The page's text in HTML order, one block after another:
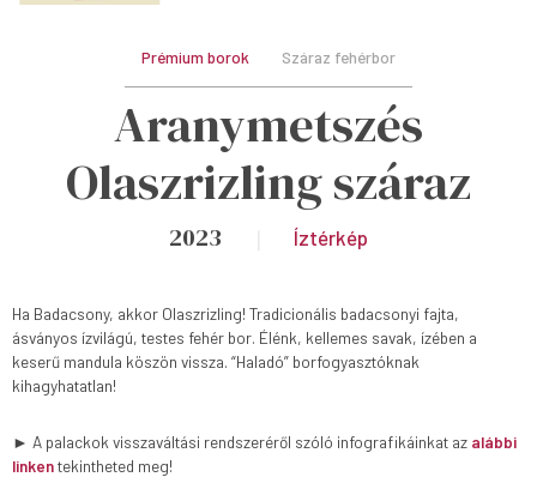
Prémium borok Száraz fehérbor
Aranymetszés
Olaszrizling száraz
2023 Íztérkép
Ha Badacsony, akkor Olaszrizling! Tradicionális badacsonyi fajta,
ásványos ízvilágú, testes fehér bor. Élénk, kellemes savak, ízében a
keserű mandula köszön vissza. “Haladó” borfogyasztóknak
kihagyhatatlan!
► A palackok visszaváltási rendszeréről szóló infografikáinkat az alábbi
linkentekintheted meg!